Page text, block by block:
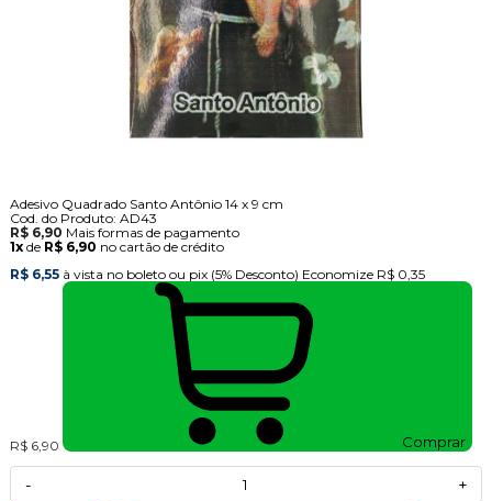
Adesivo Quadrado Santo Antônio 14 x 9 cm
Cod. do Produto: AD43
R$ 6,90 Mais formas de pagamento
1xde R$ 6,90 no cartão de crédito
R$ 6,55 à vista no boleto ou pix (5% Desconto) Economize R$ 0,35
R$ 6,90 Comprar
- +